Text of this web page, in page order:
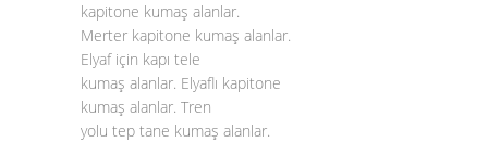
kapitone kumaş alanlar.
Merter kapitone kumaş alanlar.
Elyaf için kapı tele
kumaş alanlar. Elyaflı kapitone
kumaş alanlar. Tren
yolu tep tane kumaş alanlar.